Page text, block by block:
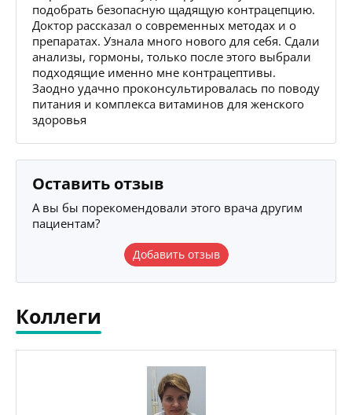
подобрать безопасную щадящую контрацепцию.
Доктор рассказал о современных методах и о
препаратах. Узнала много нового для себя. Сдали
анализы, гормоны, только после этого выбрали
подходящие именно мне контрацептивы.
Заодно удачно проконсультировалась по поводу
питания и комплекса витаминов для женского
здоровья
Оставить отзыв
А вы бы порекомендовали этого врача другим
пациентам?
Добавить отзыв
Коллеги